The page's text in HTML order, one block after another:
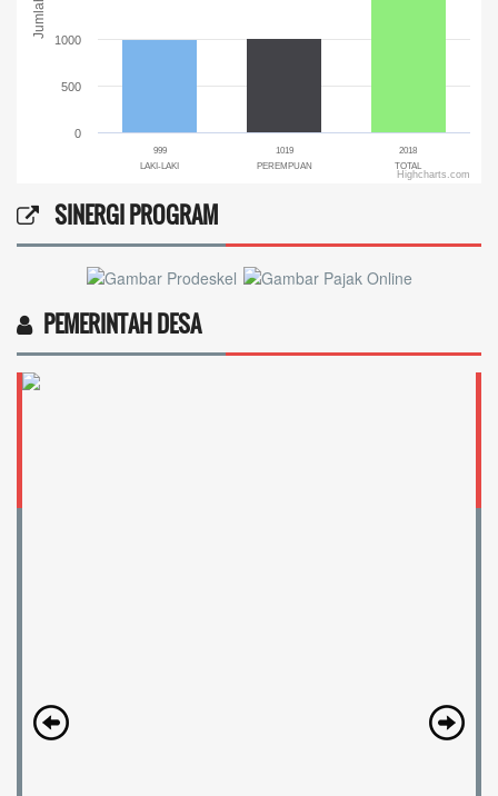
Jumlah
999
LAKI-LAKI
1019
PEREMPUAN
2018
TOTAL
0
500
1000
Highcharts.com
SINERGI PROGRAM
PEMERINTAH DESA